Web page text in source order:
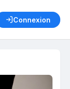
Connexion